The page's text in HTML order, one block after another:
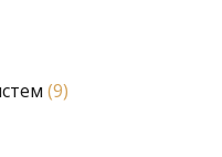
(9)